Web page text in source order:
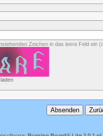
Zeichen in das leere Feld